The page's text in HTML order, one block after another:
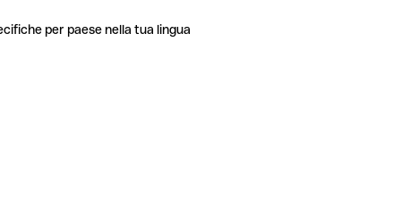
per paese nella tua lingua